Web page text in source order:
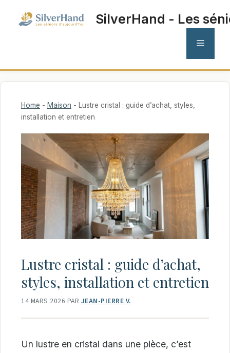
SilverHand - Les
MENU
Home - Maison - Lustre cristal : guide d’achat, styles,
installation et entretien
Lustre cristal : guide d’achat,
styles, installation et entretien
14 MARS 2026 PAR JEAN-PIERRE V.
Un lustre en cristal dans une pièce, c’est